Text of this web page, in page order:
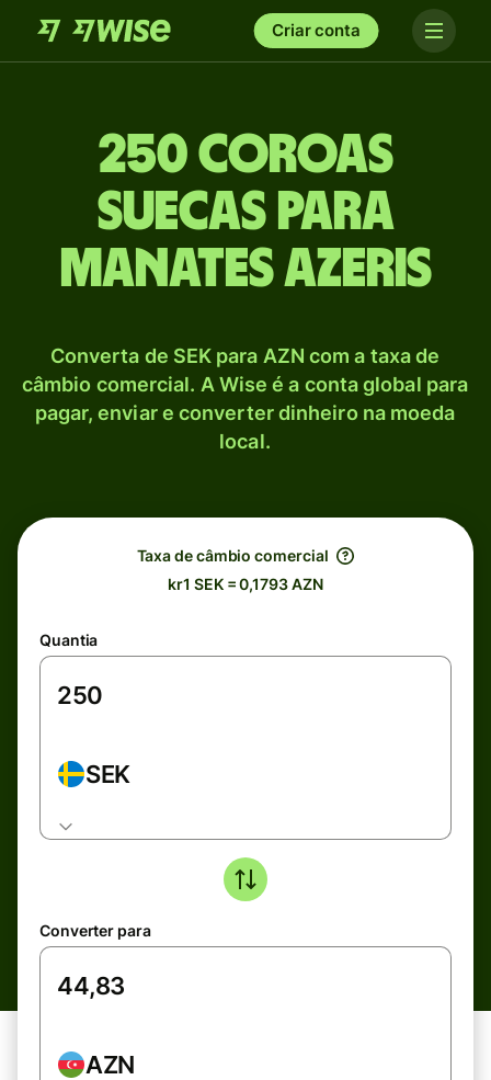
Criar conta
250 Coroas
suecas para
Manates azeris
Converta de SEK para AZN com a taxa de
câmbio comercial. A Wise é a conta global para
pagar, enviar e converter dinheiro na moeda
local.
Taxa de câmbio comercial
kr1 SEK = 0,1793 AZN
Quantia
SEK
Converter para
AZN